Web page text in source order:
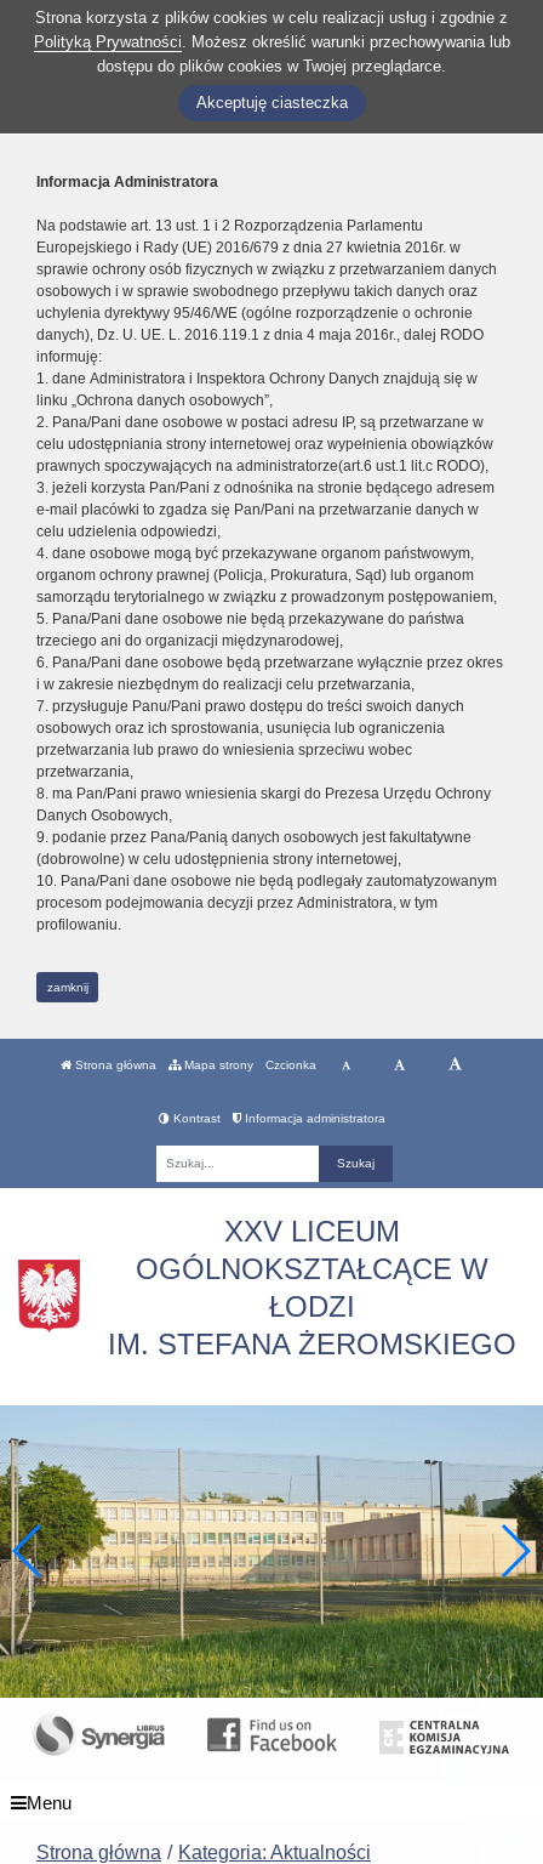
Strona korzysta z plików cookies w celu realizacji usług i zgodnie z
Polityką Prywatności. Możesz określić warunki przechowywania lub
dostępu do plików cookies w Twojej przeglądarce.
Akceptuję ciasteczka
Informacja Administratora
Na podstawie art. 13 ust. 1 i 2 Rozporządzenia Parlamentu
Europejskiego i Rady (UE) 2016/679 z dnia 27 kwietnia 2016r. w
sprawie ochrony osób fizycznych w związku z przetwarzaniem danych
osobowych i w sprawie swobodnego przepływu takich danych oraz
uchylenia dyrektywy 95/46/WE (ogólne rozporządzenie o ochronie
danych), Dz. U. UE. L. 2016.119.1 z dnia 4 maja 2016r., dalej RODO
informuję:
1. dane Administratora i Inspektora Ochrony Danych znajdują się w
linku „Ochrona danych osobowych”,
2. Pana/Pani dane osobowe w postaci adresu IP, są przetwarzane w
celu udostępniania strony internetowej oraz wypełnienia obowiązków
prawnych spoczywających na administratorze(art.6 ust.1 lit.c RODO),
3. jeżeli korzysta Pan/Pani z odnośnika na stronie będącego adresem
e-mail placówki to zgadza się Pan/Pani na przetwarzanie danych w
celu udzielenia odpowiedzi,
4. dane osobowe mogą być przekazywane organom państwowym,
organom ochrony prawnej (Policja, Prokuratura, Sąd) lub organom
samorządu terytorialnego w związku z prowadzonym postępowaniem,
5. Pana/Pani dane osobowe nie będą przekazywane do państwa
trzeciego ani do organizacji międzynarodowej,
6. Pana/Pani dane osobowe będą przetwarzane wyłącznie przez okres
i w zakresie niezbędnym do realizacji celu przetwarzania,
7. przysługuje Panu/Pani prawo dostępu do treści swoich danych
osobowych oraz ich sprostowania, usunięcia lub ograniczenia
przetwarzania lub prawo do wniesienia sprzeciwu wobec
przetwarzania,
8. ma Pan/Pani prawo wniesienia skargi do Prezesa Urzędu Ochrony
Danych Osobowych,
9. podanie przez Pana/Panią danych osobowych jest fakultatywne
(dobrowolne) w celu udostępnienia strony internetowej,
10. Pana/Pani dane osobowe nie będą podlegały zautomatyzowanym
procesom podejmowania decyzji przez Administratora, w tym
profilowaniu.
zamknij
Strona główna Mapa strony Czcionka
Kontrast Informacja administratora
XXV LICEUM
OGÓLNOKSZTAŁCĄCE W
ŁODZI
IM. STEFANA ŻEROMSKIEGO
Menu
Strona główna
Kategoria: Aktualności